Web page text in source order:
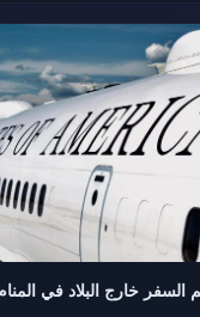
السفر خارج البلاد في